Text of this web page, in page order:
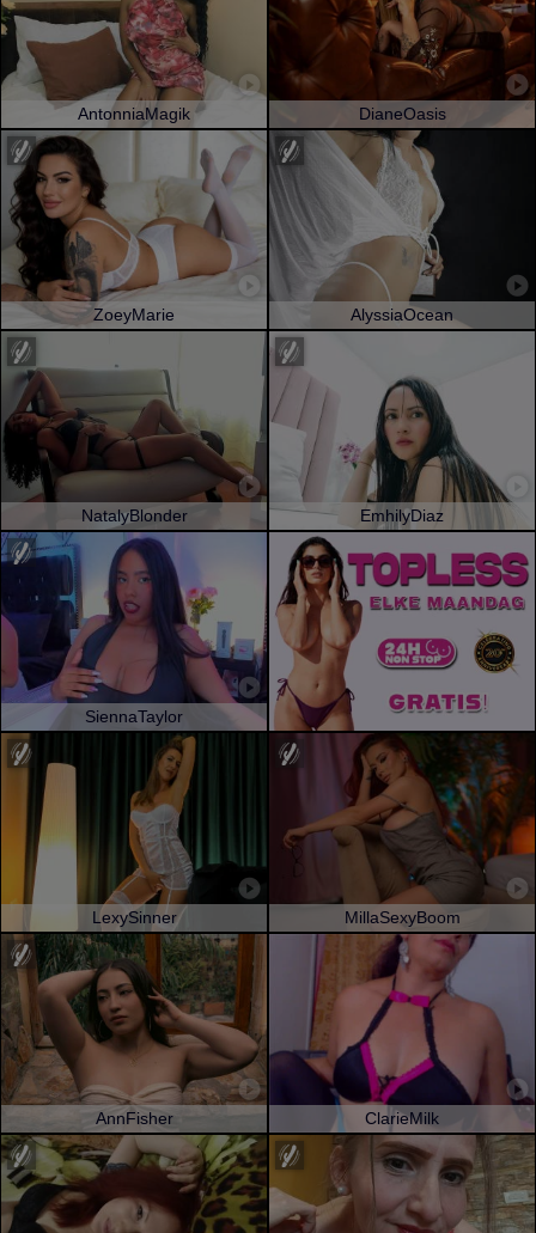
AntonniaMagik DianeOasis
ZoeyMarie AlyssiaOcean
NatalyBlonder EmhilyDiaz
SiennaTaylor
LexySinner MillaSexyBoom
AnnFisher ClarieMilk